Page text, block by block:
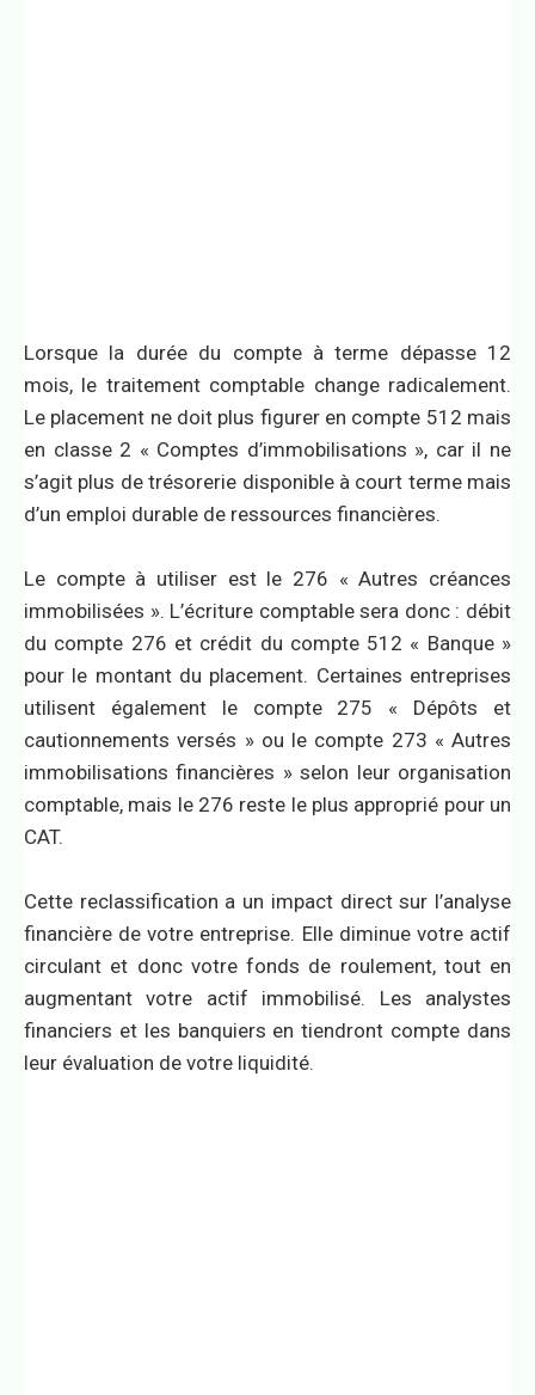
Lorsque la durée du compte à terme dépasse 12
mois, le traitement comptable change radicalement.
Le placement ne doit plus figurer en compte 512 mais
en classe 2 « Comptes d’immobilisations », car il ne
s’agit plus de trésorerie disponible à court terme mais
d’un emploi durable de ressources financières.
Le compte à utiliser est le 276 « Autres créances
immobilisées ». L’écriture comptable sera donc : débit
du compte 276 et crédit du compte 512 « Banque »
pour le montant du placement. Certaines entreprises
utilisent également le compte 275 « Dépôts et
cautionnements versés » ou le compte 273 « Autres
immobilisations financières » selon leur organisation
comptable, mais le 276 reste le plus approprié pour un
CAT.
Cette reclassification a un impact direct sur l’analyse
financière de votre entreprise. Elle diminue votre actif
circulant et donc votre fonds de roulement, tout en
augmentant votre actif immobilisé. Les analystes
financiers et les banquiers en tiendront compte dans
leur évaluation de votre liquidité.